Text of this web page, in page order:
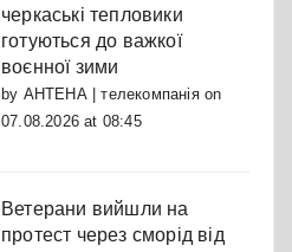
черкаські тепловики
готуються до важкої
воєнної зими
by АНТЕНА | телекомпаніяon
07.08.2026 at 08:45
Ветерани вийшли на
протест через сморід від